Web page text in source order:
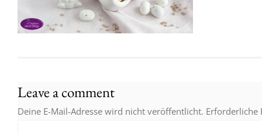
Leave a comment
Deine E-Mail-Adresse wird nicht veröffentlicht.